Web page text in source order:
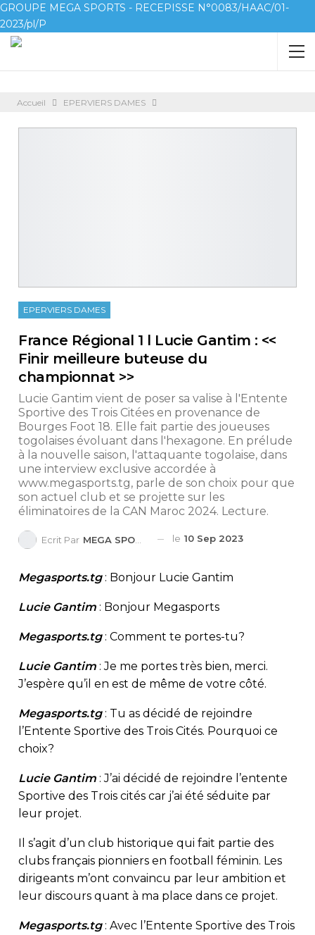
GROUPE MEGA SPORTS - RECEPISSE N°0083/HAAC/01-
2023/pl/P
Accueil EPERVIERS DAMES
EPERVIERS DAMES
France Régional 1 l Lucie Gantim : <<
Finir meilleure buteuse du
championnat >>
Lucie Gantim vient de poser sa valise à l'Entente
Sportive des Trois Citées en provenance de
Bourges Foot 18. Elle fait partie des joueuses
togolaises évoluant dans l'hexagone. En prélude
à la nouvelle saison, l'attaquante togolaise, dans
une interview exclusive accordée à
www.megasports.tg, parle de son choix pour que
son actuel club et se projette sur les
éliminatoires de la CAN Maroc 2024. Lecture.
Ecrit Par MEGA SPORTS le 10 Sep 2023
Megasports.tg : Bonjour Lucie Gantim
Lucie Gantim : Bonjour Megasports
Megasports.tg : Comment te portes-tu?
Lucie Gantim : Je me portes très bien, merci.
J’espère qu’il en est de même de votre côté.
Megasports.tg: Tu as décidé de rejoindre
l’Entente Sportive des Trois Cités. Pourquoi ce
choix?
Lucie Gantim : J’ai décidé de rejoindre l’entente
Sportive des Trois cités car j’ai été séduite par
leur projet.
Il s’agit d’un club historique qui fait partie des
clubs français pionniers en football féminin. Les
dirigeants m’ont convaincu par leur ambition et
leur discours quant à ma place dans ce projet.
Megasports.tg : Avec l’Entente Sportive des Trois